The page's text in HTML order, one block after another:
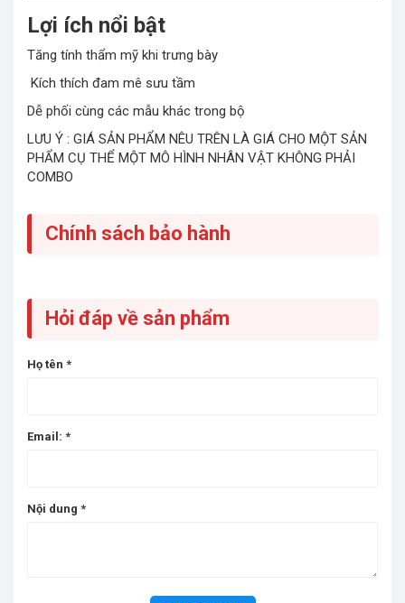
Lợi ích nổi bật
Tăng tính thẩm mỹ khi trưng bày
Kích thích đam mê sưu tầm
Dễ phối cùng các mẫu khác trong bộ
LƯU Ý : GIÁ SẢN PHẨM NÊU TRÊN LÀ GIÁ CHO MỘT SẢN
PHẨM CỤ THỂ MỘT MÔ HÌNH NHÂN VẬT KHÔNG PHẢI
COMBO
Chính sách bảo hành
Hỏi đáp về sản phẩm
Họ tên *
Email: *
Nội dung *